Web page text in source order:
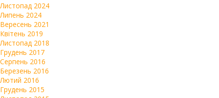
Листопад 2024
Липень 2024
Вересень 2021
Квітень 2019
Листопад 2018
Грудень 2017
Серпень 2016
Березень 2016
Лютий 2016
Грудень 2015